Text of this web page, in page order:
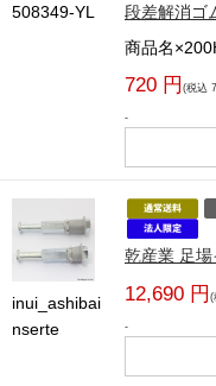
508349-YL
段差解消ゴ
商品名
720 円 (税込
-
inui_ashibai
nserte
乾産業 足場
12,690 円 (
-